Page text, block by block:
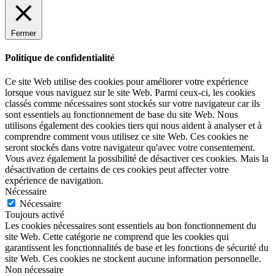
Fermer
Politique de confidentialité
Ce site Web utilise des cookies pour améliorer votre expérience
lorsque vous naviguez sur le site Web. Parmi ceux-ci, les cookies
classés comme nécessaires sont stockés sur votre navigateur car ils
sont essentiels au fonctionnement de base du site Web. Nous
utilisons également des cookies tiers qui nous aident à analyser et à
comprendre comment vous utilisez ce site Web. Ces cookies ne
seront stockés dans votre navigateur qu'avec votre consentement.
Vous avez également la possibilité de désactiver ces cookies. Mais la
désactivation de certains de ces cookies peut affecter votre
expérience de navigation.
Nécessaire
Nécessaire
Toujours activé
Les cookies nécessaires sont essentiels au bon fonctionnement du
site Web. Cette catégorie ne comprend que les cookies qui
garantissent les fonctionnalités de base et les fonctions de sécurité du
site Web. Ces cookies ne stockent aucune information personnelle.
Non nécessaire